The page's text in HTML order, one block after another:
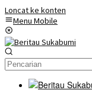
Loncat ke konten
Menu Mobile